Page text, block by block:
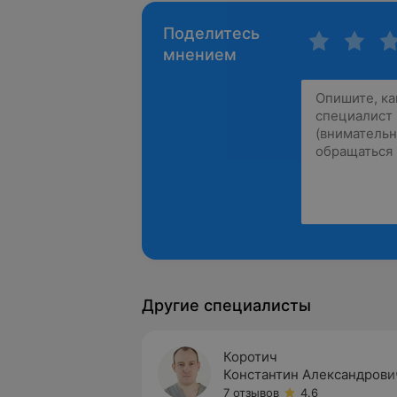
Поделитесь
мнением
Другие специалисты
Коротич
Константин
7 отзывов 4.6